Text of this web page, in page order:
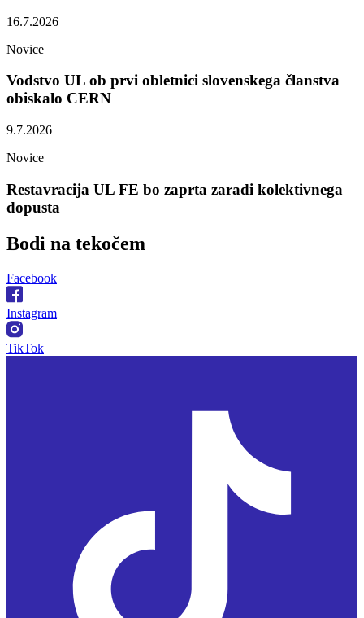
16.7.2026
Novice
Vodstvo UL ob prvi obletnici slovenskega članstva
obiskalo CERN
9.7.2026
Novice
Restavracija UL FE bo zaprta zaradi kolektivnega
dopusta
Bodi na tekočem
Facebook
Instagram
TikTok